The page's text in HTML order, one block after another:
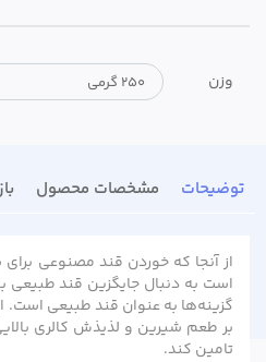
وزن
توضیحات مشخصات محصول
از آنجا که خوردن قند مصنوعی
است به دنبال جایگزین قند
گزینه‌ها به عنوان قند طبیعی
بر طعم شیرین و لذیذش کالری
تامین کند.